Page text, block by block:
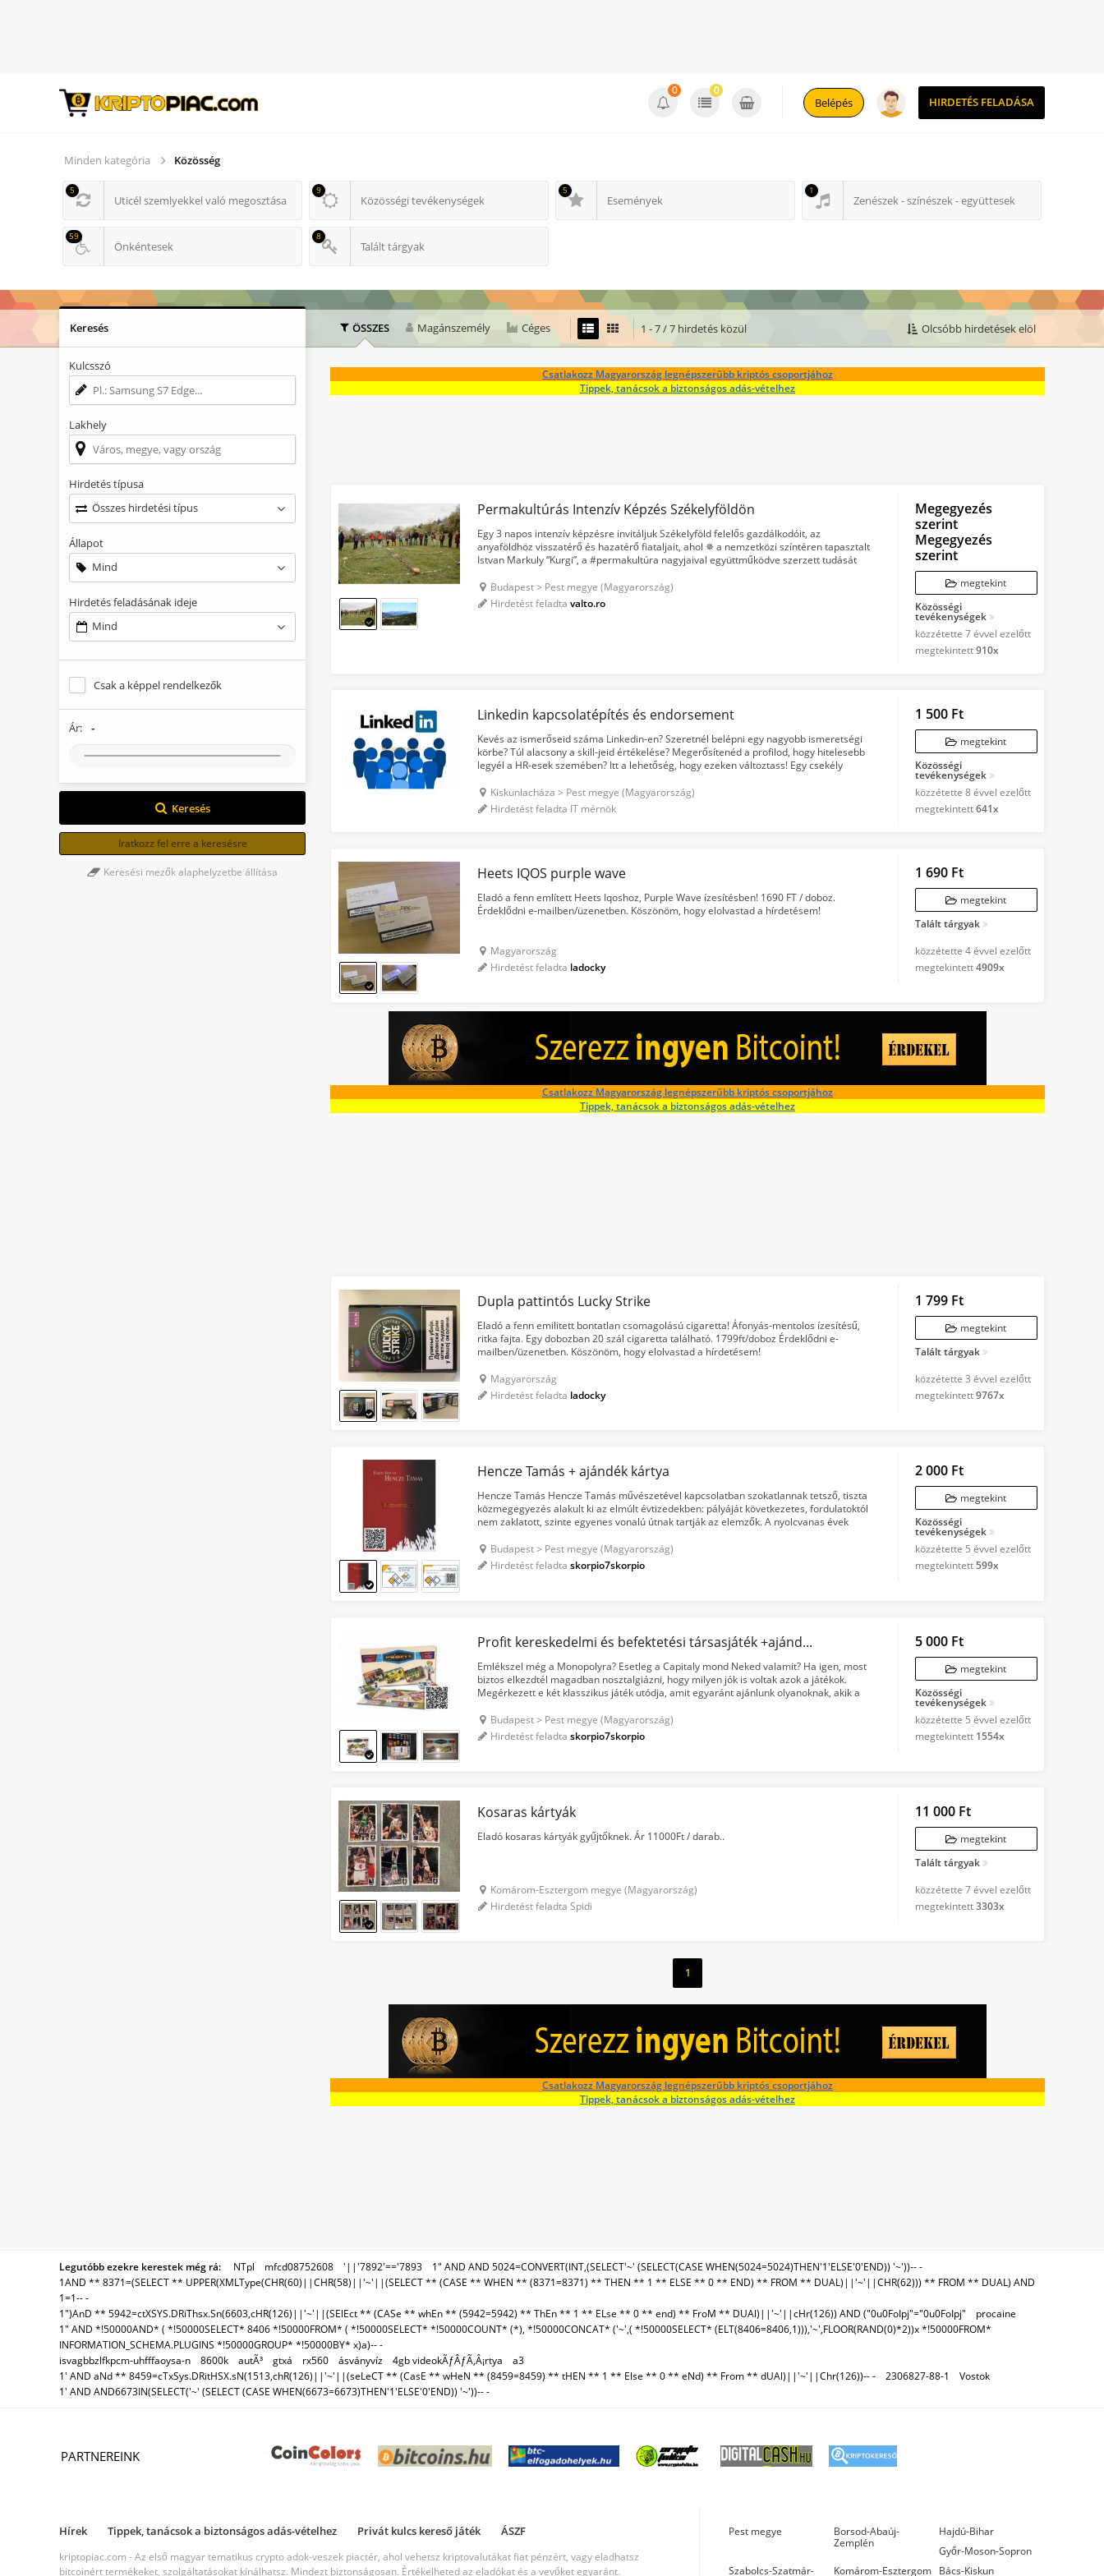
HIRDETÉS FELADÁSA
Belépés
0 0
Minden kategória Közösség
Uticél szemlyekkel való megosztása
5
Közösségi tevékenységek
9
Események
5
Zenészek - színészek - együttesek
1
Önkéntesek
59
Talált tárgyak
8
ÖSSZES Magánszemély Céges 1 - 7 / 7 hirdetés közül Olcsóbb hirdetések elöl
Csatlakozz Magyarország legnépszerűbb kriptós csoportjához
Tippek, tanácsok a biztonságos adás-vételhez
Permakultúrás Intenzív Képzés Székelyföldön
Egy 3 napos intenzív képzésre invitáljuk Székelyföld felelős gazdálkodóit, az
anyaföldhöz visszatérő és hazatérő fiataljait, ahol ✵ a nemzetközi színtéren tapasztalt
Istvan Markuly “Kurgi”, a #permakultúra nagyjaival együttműködve szerzett tudását
Budapest > Pest megye (Magyarország)
Hirdetést feladtavalto.ro
Megegyezés
szerint
Megegyezés
szerint
megtekint
Közösségi
tevékenységek
közzétette 7 évvel ezelőtt
megtekintett910x
Linkedin kapcsolatépítés és endorsement
Kevés az ismerőseid száma Linkedin-en? Szeretnél belépni egy nagyobb ismeretségi
körbe? Túl alacsony a skill-jeid értékelése? Megerősítenéd a profilod, hogy hitelesebb
legyél a HR-esek szemében? Itt a lehetőség, hogy ezeken változtass! Egy csekély
Kiskunlacháza > Pest megye (Magyarország)
Hirdetést feladta IT mérnök
1 500 Ft
megtekint
Közösségi
tevékenységek
közzétette 8 évvel ezelőtt
megtekintett641x
Heets IQOS purple wave
Eladó a fenn említett Heets Iqoshoz, Purple Wave ízesítésben! 1690 FT / doboz.
Érdeklődni e-mailben/üzenetben. Köszönöm, hogy elolvastad a hírdetésem!
Magyarország
Hirdetést feladta ladocky
1 690 Ft
megtekint
Talált tárgyak
közzétette 4 évvel ezelőtt
megtekintett4909x
Csatlakozz Magyarország legnépszerűbb kriptós csoportjához
Tippek, tanácsok a biztonságos adás-vételhez
Dupla pattintós Lucky Strike
Eladó a fenn emilitett bontatlan csomagolású cigaretta! Áfonyás-mentolos ízesítésű,
ritka fajta. Egy dobozban 20 szál cigaretta található. 1799ft/doboz Érdeklődni e-
mailben/üzenetben. Köszönöm, hogy elolvastad a hírdetésem!
Magyarország
Hirdetést feladta ladocky
1 799 Ft
megtekint
Talált tárgyak
közzétette 3 évvel ezelőtt
megtekintett9767x
Hencze Tamás + ajándék kártya
Hencze Tamás Hencze Tamás művészetével kapcsolatban szokatlannak tetsző, tiszta
közmegegyezés alakult ki az elmúlt évtizedekben: pályáját következetes, fordulatoktól
nem zaklatott, szinte egyenes vonalú útnak tartják az elemzők. A nyolcvanas évek
Budapest > Pest megye (Magyarország)
Hirdetést feladtaskorpio7skorpio
2 000 Ft
megtekint
Közösségi
tevékenységek
közzétette 5 évvel ezelőtt
megtekintett599x
Profit kereskedelmi és befektetési társasjáték +ajándék kártya
Emlékszel még a Monopolyra? Esetleg a Capitaly mond Neked valamit? Ha igen, most
biztos elkezdtél magadban nosztalgiázni, hogy milyen jók is voltak azok a játékok.
Megérkezett e két klasszikus játék utódja, amit egyaránt ajánlunk olyanoknak, akik a
Budapest > Pest megye (Magyarország)
Hirdetést feladtaskorpio7skorpio
5 000 Ft
megtekint
Közösségi
tevékenységek
közzétette 5 évvel ezelőtt
megtekintett 1554x
Kosaras kártyák
Eladó kosaras kártyák gyűjtőknek. Ár 11000Ft / darab..
Komárom-Esztergom megye (Magyarország)
Hirdetést feladta Spidi
11 000 Ft
megtekint
Talált tárgyak
közzétette 7 évvel ezelőtt
megtekintett3303x
1
Csatlakozz Magyarország legnépszerűbb kriptós csoportjához
Tippek, tanácsok a biztonságos adás-vételhez
Keresés
Kulcsszó
Lakhely
Hirdetés típusa
Összes hirdetési típus
Állapot
Mind
Hirdetés feladásának ideje
Mind
Csak a képpel rendelkezők
Ár: -
Keresés
Iratkozz fel erre a keresésre
Keresési mezők alaphelyzetbe állítása
Legutóbb ezekre kerestek még rá: NTpl mfcd08752608 '||'7892'=='7893
1" AND AND 5024=CONVERT(INT,(SELECT'~' (SELECT(CASE WHEN(5024=5024)THEN'1'ELSE'0'END)) '~'))-- -
1AND ** 8371=(SELECT ** UPPER(XMLType(CHR(60)||CHR(58)||'~'||(SELECT ** (CASE ** WHEN ** (8371=8371) ** THEN ** 1 ** ELSE ** 0 ** END) ** FROM ** DUAL)||'~'||CHR(62))) ** FROM ** DUAL) AND
1=1-- -
1")AnD ** 5942=ctXSYS.DRiThsx.Sn(6603,cHR(126)||'~'||(SElEct ** (CASe ** whEn ** (5942=5942) ** ThEn ** 1 ** ELse ** 0 ** end) ** FroM ** DUAl)||'~'||cHr(126)) AND ("0u0FoIpj"="0u0FoIpj"
procaine
1" AND *!50000AND* ( *!50000SELECT* 8406 *!50000FROM* ( *!50000SELECT* *!50000COUNT* (*), *!50000CONCAT* ('~',( *!50000SELECT* (ELT(8406=8406,1))),'~',FLOOR(RAND(0)*2))x *!50000FROM*
INFORMATION_SCHEMA.PLUGINS *!50000GROUP* *!50000BY* x)a)-- -
isvagbbzlfkpcm-uhfffaoysa-n
8600k autÃ³ gtxá rx560 ásványvíz 4gb videokÃƒÂƒÃ‚Â¡rtya
a3
1' AND aNd ** 8459=cTxSys.DRitHSX.sN(1513,chR(126)||'~'||(seLeCT ** (CasE ** wHeN ** (8459=8459) ** tHEN ** 1 ** Else ** 0 ** eNd) ** From ** dUAl)||'~'||Chr(126))-- -
2306827-88-1
Vostok
1' AND AND6673IN(SELECT('~' (SELECT (CASE WHEN(6673=6673)THEN'1'ELSE'0'END)) '~'))-- -
PARTNEREINK
Hírek Tippek, tanácsok a biztonságos adás-vételhez Privát kulcs kereső játék ÁSZF
kriptopiac.com - Az első magyar tematikus crypto adok-veszek piactér, ahol vehetsz kriptovalutákat fiat pénzért, vagy eladhatsz
bitcoinért termékeket, szolgáltatásokat kínálhatsz. Mindezt biztonságosan. Értékelheted az eladókat és a vevőket egyaránt.
Pest megye
Borsod-Abaúj-
Zemplén
Hajdú-Bihar
Győr-Moson-Sopron
Szabolcs-Szatmár-
Komárom-Esztergom Bács-Kiskun